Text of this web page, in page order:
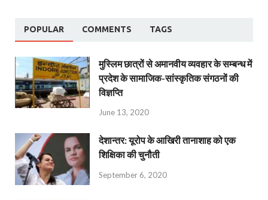
POPULAR COMMENTS TAGS
मुस्लिम छात्रों से अमानवीय व्यवहार के सम्बन्ध में
प्रदेश के सामाजिक-सांस्कृतिक संगठनों की
विज्ञप्ति
June 13, 2020
देशान्‍तर: यूरोप के आखिरी तानाशाह को एक
शिक्षिका की चुनौती
September 6, 2020